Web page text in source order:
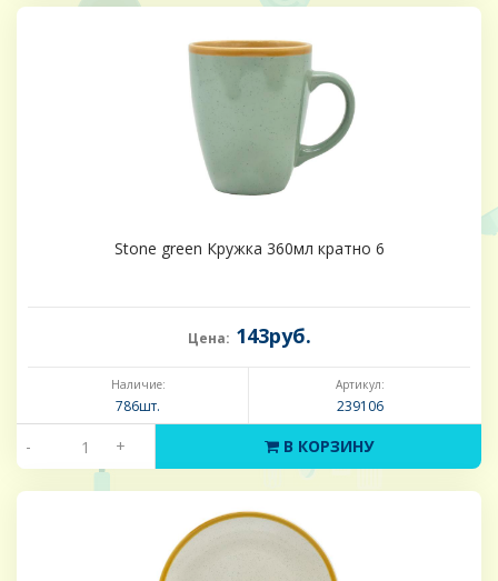
Stone green Кружка 360мл кратно 6
Цена: 143руб.
Наличие:
786шт.
Артикул:
239106
- + В КОРЗИНУ